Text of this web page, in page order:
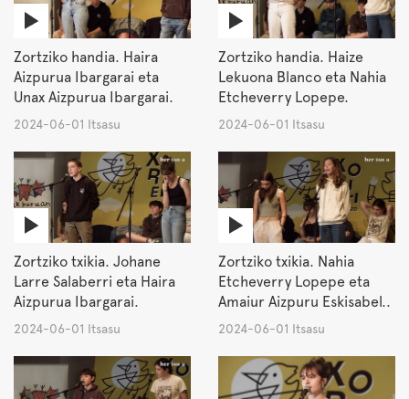
Zortziko handia. Haira
Aizpurua Ibargarai eta
Unax Aizpurua Ibargarai.
2024-06-01 Itsasu
Zortziko handia. Haize
Lekuona Blanco eta Nahia
Etcheverry Lopepe.
2024-06-01 Itsasu
Zortziko txikia. Johane
Larre Salaberri eta Haira
Aizpurua Ibargarai.
2024-06-01 Itsasu
Zortziko txikia. Nahia
Etcheverry Lopepe eta
Amaiur Aizpuru Eskisabel..
2024-06-01 Itsasu